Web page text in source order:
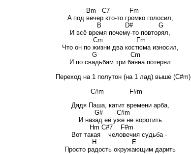
Bm C7 Fm
A под вечер кто-то громко голосил,
B D# G
И всё время почему-то повторял,
Cm Fm
Что он по жизни два костюма износил,
G Cm
И по свадьбам три баяна потерял
Переход на 1 полутон (на 1 лад) выше (C#m)
C#m F#m
Дядя Паша, катит времени арба,
G# C#m
И назад её уже не воротить
Hm C#7 F#m
Вот такая человечия судьба -
H E
Просто радость окружающим дарить